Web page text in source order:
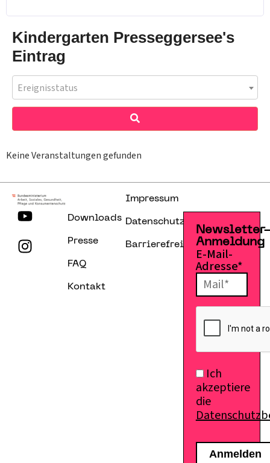
Kindergarten Presseggersee's
Eintrag
Ereignisstatus
Keine Veranstaltungen gefunden
Downloads
Presse
FAQ
Kontakt
Impressum
Datenschutzerklärung
Barrierefreiheitserklärung
Anmeldung
E-Mail-
Adresse*
Ich
akzeptiere
die